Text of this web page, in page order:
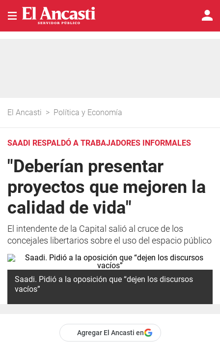
El Ancasti > Política y Economía
SAADI RESPALDÓ A TRABAJADORES INFORMALES
"Deberían presentar
proyectos que mejoren la
calidad de vida"
El intendente de la Capital salió al cruce de los
concejales libertarios sobre el uso del espacio público
Saadi. Pidió a la oposición que “dejen los discursos
vacíos”
Agregar El Ancasti en